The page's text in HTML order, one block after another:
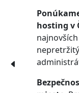
hosting v